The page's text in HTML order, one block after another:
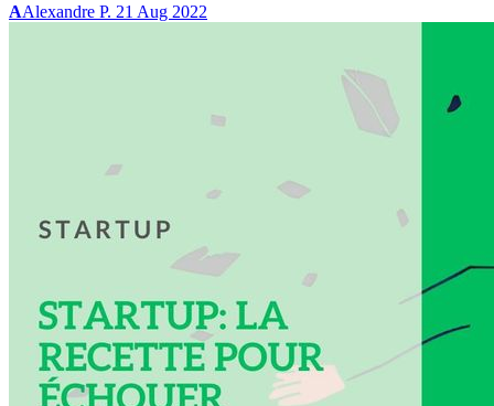
AAlexandre P. 21 Aug 2022